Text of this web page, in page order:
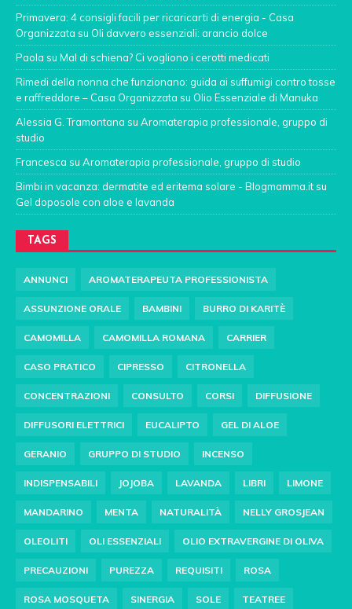
Primavera: 4 consigli facili per ricaricarti di energia - Casa
Organizzata su Oli davvero essenziali: arancio dolce
Paola su Mal di schiena? Ci vogliono i cerotti medicati
Rimedi della nonna che funzionano: guida ai suffumigi contro tosse
e raffreddore – Casa Organizzata su Olio Essenziale di Manuka
Alessia G. Tramontana su Aromaterapia professionale, gruppo di
studio
Francesca su Aromaterapia professionale, gruppo di studio
Bimbi in vacanza: dermatite ed eritema solare - Blogmamma.itsu
Gel doposole con aloe e lavanda
TAGS
ANNUNCI AROMATERAPEUTA PROFESSIONISTA
ASSUNZIONE ORALE BAMBINI BURRO DI KARITÈ
CAMOMILLA CAMOMILLA ROMANA CARRIER
CASO PRATICO CIPRESSO CITRONELLA
CONCENTRAZIONI CONSULTO CORSI DIFFUSIONE
DIFFUSORI ELETTRICI EUCALIPTO GEL DI ALOE
GERANIO GRUPPO DI STUDIO INCENSO
INDISPENSABILI JOJOBA LAVANDA LIBRI LIMONE
MANDARINO MENTA NATURALITÀ NELLY GROSJEAN
OLEOLITI OLI ESSENZIALI OLIO EXTRAVERGINE DI OLIVA
PRECAUZIONI PUREZZA REQUISITI ROSA
ROSA MOSQUETA SINERGIA SOLE TEATREE